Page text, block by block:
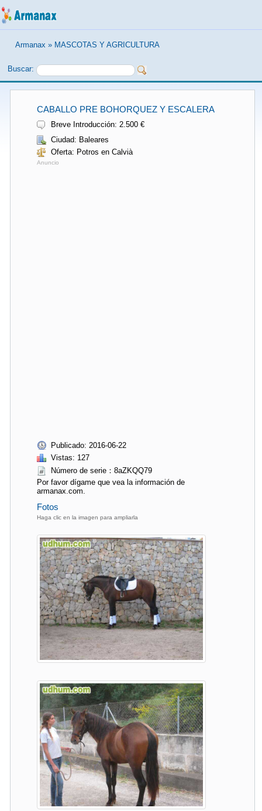
Armanax » MASCOTAS Y AGRICULTURA
Buscar:
CABALLO PRE BOHORQUEZ Y ESCALERA
Breve Introducción: 2.500 €
Ciudad: Baleares
Oferta: Potros en Calvià
Anuncio
Publicado: 2016-06-22
Vistas: 127
Número de serie：8aZKQQ79
Por favor dígame que vea la información de
armanax.com.
Fotos
Haga clic en la imagen para ampliarla